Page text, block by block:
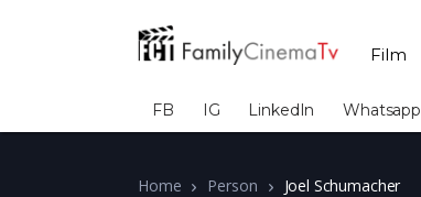
Film
FB IG LinkedIn Whatsapp
Home Person Joel Schumacher